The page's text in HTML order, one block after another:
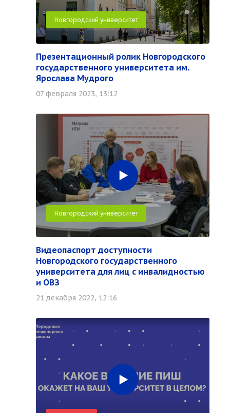
Новгородский университет
Презентационный ролик Новгородского
государственного университета им.
Ярослава Мудрого
07 февраля 2023, 13:12
Новгородский университет
Видеопаспорт доступности
Новгородского государственного
университета для лиц с инвалидностью
и ОВЗ
21 декабря 2022, 12:16